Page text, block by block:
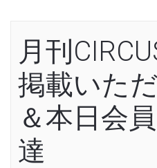
月刊
掲載いた
＆本日会
達